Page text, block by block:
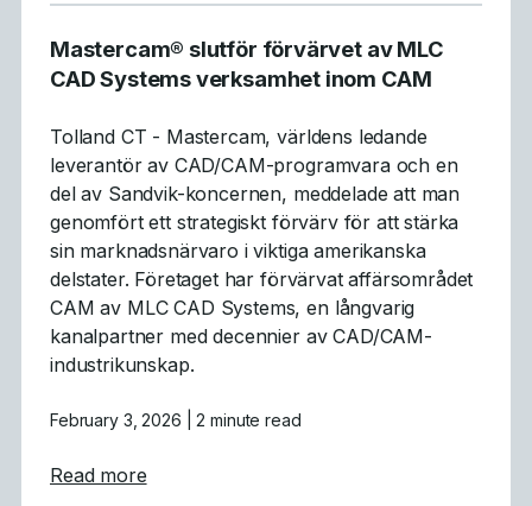
Mastercam® slutför förvärvet av MLC
CAD Systems verksamhet inom CAM
Tolland CT - Mastercam, världens ledande
leverantör av CAD/CAM-programvara och en
del av Sandvik-koncernen, meddelade att man
genomfört ett strategiskt förvärv för att stärka
sin marknadsnärvaro i viktiga amerikanska
delstater. Företaget har förvärvat affärsområdet
CAM av MLC CAD Systems, en långvarig
kanalpartner med decennier av CAD/CAM-
industrikunskap.
February 3, 2026 | 2 minute read
Read moreabout Mastercam® slutför förvärvet av